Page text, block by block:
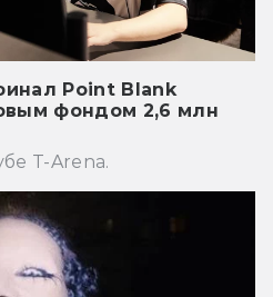
Point Blank
фондом 2,6 млн
T-Arena.